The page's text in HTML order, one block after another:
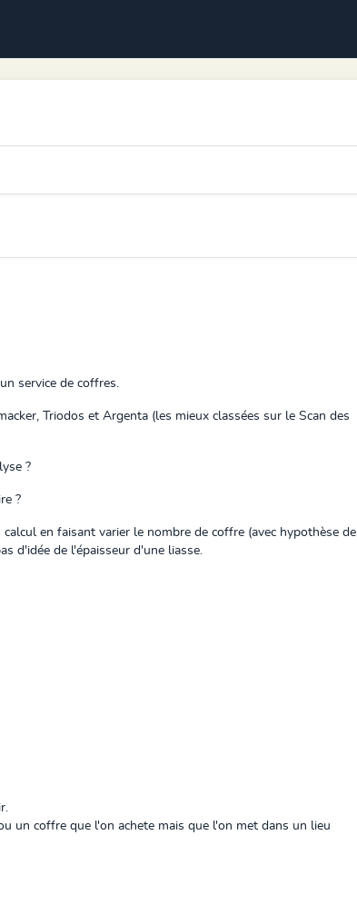
service de coffres.
Triodos et Argenta (les mieux classées sur le Scan des
?
?
en faisant varier le nombre de coffre (avec hypothèse de
d'idée de l'épaisseur d'une liasse.
un coffre que l'on achete mais que l'on met dans un lieu